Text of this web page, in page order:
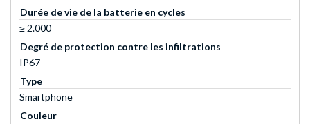
Durée de vie de la batterie en cycles
≥ 2.000
Degré de protection contre les infiltrations
IP67
Type
Smartphone
Couleur